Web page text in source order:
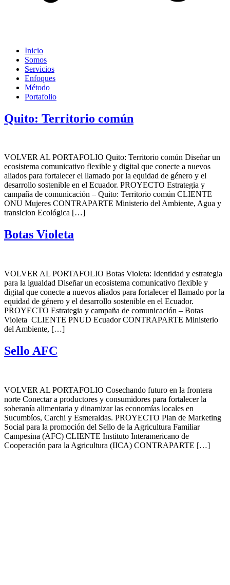
Inicio
Somos
Servicios
Enfoques
Método
Portafolio
Quito: Territorio común
VOLVER AL PORTAFOLIO Quito: Territorio común Diseñar un
ecosistema comunicativo flexible y digital que conecte a nuevos
aliados para fortalecer el llamado por la equidad de género y el
desarrollo sostenible en el Ecuador. PROYECTO Estrategia y
campaña de comunicación – Quito: Territorio común CLIENTE
ONU Mujeres CONTRAPARTE Ministerio del Ambiente, Agua y
transicion Ecológica […]
Botas Violeta
VOLVER AL PORTAFOLIO Botas Violeta: Identidad y estrategia
para la igualdad Diseñar un ecosistema comunicativo flexible y
digital que conecte a nuevos aliados para fortalecer el llamado por la
equidad de género y el desarrollo sostenible en el Ecuador.
PROYECTO Estrategia y campaña de comunicación – Botas
Violeta CLIENTE PNUD Ecuador CONTRAPARTE Ministerio
del Ambiente, […]
Sello AFC
VOLVER AL PORTAFOLIO Cosechando futuro en la frontera
norte Conectar a productores y consumidores para fortalecer la
soberanía alimentaria y dinamizar las economías locales en
Sucumbíos, Carchi y Esmeraldas. PROYECTO Plan de Marketing
Social para la promoción del Sello de la Agricultura Familiar
Campesina (AFC) CLIENTE Instituto Interamericano de
Cooperación para la Agricultura (IICA) CONTRAPARTE […]